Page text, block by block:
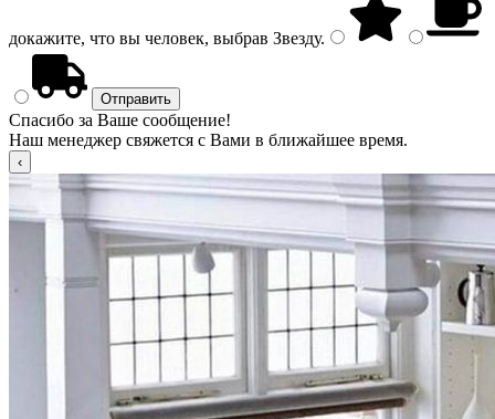
докажите, что вы человек, выбрав Звезду.
Спасибо за Ваше сообщение!
Наш менеджер свяжется с Вами в ближайшее время.